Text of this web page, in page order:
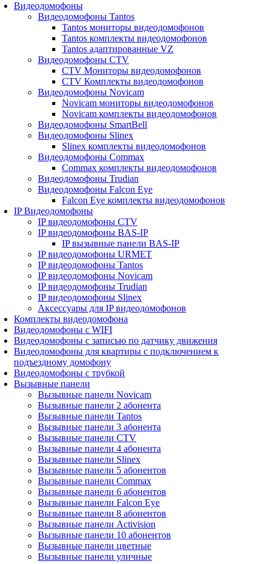
Видеодомофоны
Видеодомофоны Tantos
Tantos мониторы видеодомофонов
Tantos комплекты видеодомофонов
Tantos адаптированные VZ
Видеодомофоны CTV
CTV Мониторы видеодомофонов
CTV Комплекты видеодомофонов
Видеодомофоны Novicam
Novicam мониторы видеодомофонов
Novicam комплекты видеодомофонов
Видеодомофоны SmartBell
Видеодомофоны Slinex
Slinex комплекты видеодомофонов
Видеодомофоны Commax
Commax комплекты видеодомофонов
Видеодомофоны Trudian
Видеодомофоны Falcon Eye
Falcon Eye комплекты видеодомофонов
IP Видеодомофоны
IP видеодомофоны CTV
IP видеодомофоны BAS-IP
IP вызывные панели BAS-IP
IP видеодомофоны URMET
IP видеодомофоны Tantos
IP видеодомофоны Novicam
IP видеодомофоны Trudian
IP видеодомофоны Slinex
Аксессуары для IP видеодомофонов
Комплекты видеодомофона
Видеодомофоны с WIFI
Видеодомофоны с записью по датчику движения
Видеодомофоны для квартиры с подключением к
подъездному домофону
Видеодомофоны с трубкой
Вызывные панели
Вызывные панели Novicam
Вызывные панели 2 абонента
Вызывные панели Tantos
Вызывные панели 3 абонента
Вызывные панели CTV
Вызывные панели 4 абонента
Вызывные панели Slinex
Вызывные панели 5 абонентов
Вызывные панели Commax
Вызывные панели 6 абонентов
Вызывные панели Falcon Eye
Вызывные панели 8 абонентов
Вызывные панели Activision
Вызывные панели 10 абонентов
Вызывные панели цветные
Вызывные панели уличные